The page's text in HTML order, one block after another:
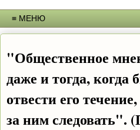
"Общественное
даже и тогда, когда
отвести его
за ним следовать".